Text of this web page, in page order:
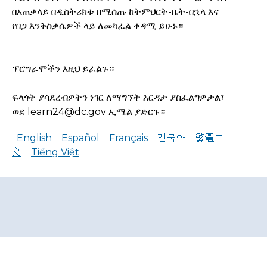
በአጠቃላይ በዲስትሪክቱ በሚሰጡ ከትምህርት-ቤት-በኋላ እና
የበጋ እንቅስቃሴዎች ላይ ለመካፈል ቀዳሚ ይሁኑ።
ፕሮግራሞችን እዚህ ይፈልጉ።
ፍላጎት ያሳደረብዎትን ነገር ለማግኘት እርዳታ ያስፈልግዎታል፣
ወደ learn24@dc.gov ኢሜል ያድርጉ።
English Español Français 한국어
繁體中
文
Tiếng Việt